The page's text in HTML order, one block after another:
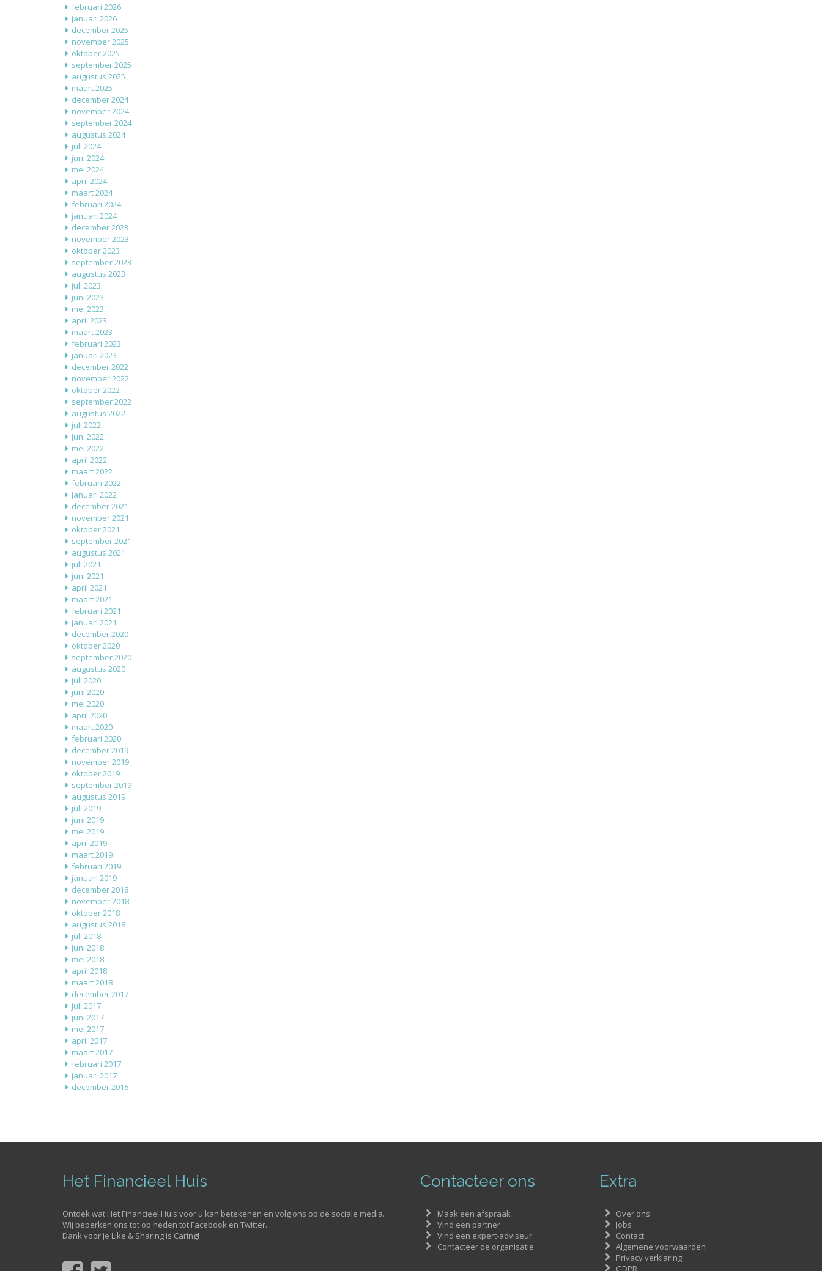
februari 2026
januari 2026
december 2025
november 2025
oktober 2025
september 2025
augustus 2025
maart 2025
december 2024
november 2024
september 2024
augustus 2024
juli 2024
juni 2024
mei 2024
april 2024
maart 2024
februari 2024
januari 2024
december 2023
november 2023
oktober 2023
september 2023
augustus 2023
juli 2023
juni 2023
mei 2023
april 2023
maart 2023
februari 2023
januari 2023
december 2022
november 2022
oktober 2022
september 2022
augustus 2022
juli 2022
juni 2022
mei 2022
april 2022
maart 2022
februari 2022
januari 2022
december 2021
november 2021
oktober 2021
september 2021
augustus 2021
juli 2021
juni 2021
april 2021
maart 2021
februari 2021
januari 2021
december 2020
oktober 2020
september 2020
augustus 2020
juli 2020
juni 2020
mei 2020
april 2020
maart 2020
februari 2020
december 2019
november 2019
oktober 2019
september 2019
augustus 2019
juli 2019
juni 2019
mei 2019
april 2019
maart 2019
februari 2019
januari 2019
december 2018
november 2018
oktober 2018
augustus 2018
juli 2018
juni 2018
mei 2018
april 2018
maart 2018
december 2017
juli 2017
juni 2017
mei 2017
april 2017
maart 2017
februari 2017
januari 2017
december 2016
Het Financieel Huis
Ontdek wat Het Financieel Huis voor u kan betekenen en volg ons op de sociale media.
Wij beperken ons tot op heden tot Facebook en Twitter.
Dank voor je Like & Sharing is Caring!
Contacteer ons
Maak een afspraak
Vind een partner
Vind een expert-adviseur
Contacteer de organisatie
Extra
Over ons
Jobs
Contact
Algemene voorwaarden
Privacy verklaring
GDPR